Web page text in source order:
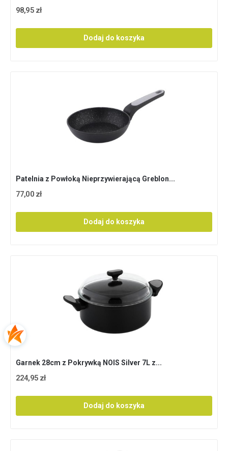
98,95 zł
Dodaj do koszyka
Patelnia z Powłoką Nieprzywierającą Greblon...
77,00 zł
Dodaj do koszyka
Garnek 28cm z Pokrywką NOIS Silver 7L z...
224,95 zł
Dodaj do koszyka